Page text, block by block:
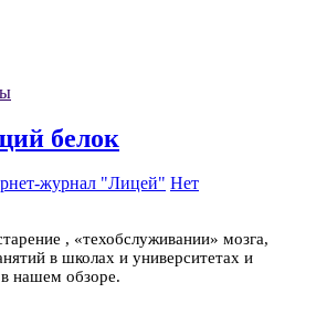
белок
журнал "Лицей" Нет
, «техобслуживании» мозга,
в школах и университетах и
нашем обзоре.